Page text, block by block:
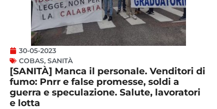
30-05-2023
COBAS, SANITÀ
[SANITÀ] Manca il personale. Venditori di
fumo: Pnrr e false promesse, soldi a
guerra e speculazione. Salute, lavoratori
e lotta